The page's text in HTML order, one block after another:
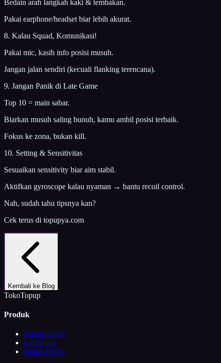
Bedain arah langkah kaki & tembakan.
Pakai earphone/headset biar lebih akurat.
8. Kalau Squad, Komunikasi!
Pakai mic, kasih info posisi musuh.
Jangan jalan sendiri (kecuali flanking terencana).
9. Jangan Panik di Late Game
Top 10 = main sabar.
Biarkan musuh saling bunuh, kamu ambil posisi terbaik.
Fokus ke zona, bukan kill.
10. Setting & Sensitivitas
Sesuaikan sensitivity biar aim stabil.
Aktifkan gyroscope kalau nyaman → bantu recoil control.
Nah, sudah tahu tipsnya kan?
Cek terus di topupya.com
Kembali ke Blog
TokoTopup
Produk
Semua Game
Cari Game
Daftar Harga